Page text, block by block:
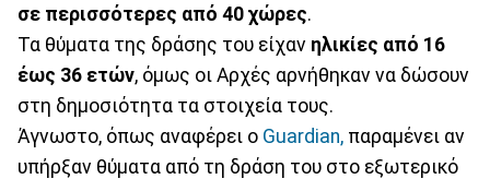
σε περισσότερες από 40 χώρες.
Τα θύματα της δράσης του είχαν ηλικίες από 16
έως 36 ετών, όμως οι Αρχές αρνήθηκαν να δώσουν
στη δημοσιότητα τα στοιχεία τους.
Άγνωστο, όπως αναφέρει ο Guardian, παραμένει αν
υπήρξαν θύματα από τη δράση του στο εξωτερικό